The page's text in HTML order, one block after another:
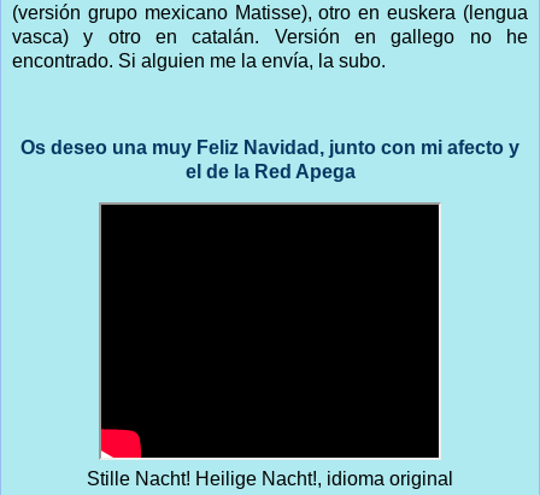
(versión grupo mexicano Matisse), otro en euskera (lengua
vasca) y otro en catalán. Versión en gallego no he
encontrado. Si alguien me la envía, la subo.
Os deseo una muy Feliz Navidad, junto con mi afecto y
el de la Red Apega
Stille Nacht! Heilige Nacht!, idioma original